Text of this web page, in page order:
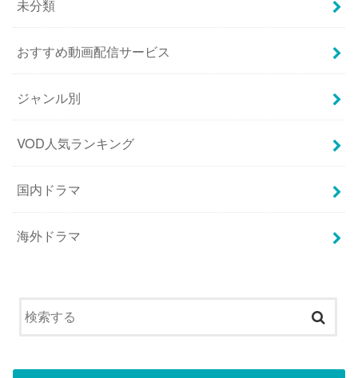
未分類
おすすめ動画配信サービス
ジャンル別
VOD人気ランキング
国内ドラマ
海外ドラマ